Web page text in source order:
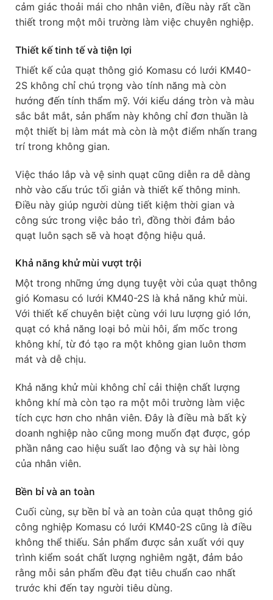
cảm giác thoải mái cho nhân viên, điều này rất cần
thiết trong một môi trường làm việc chuyên nghiệp.
Thiết kế tinh tế và tiện lợi
Thiết kế của quạt thông gió Komasu có lưới KM40-
2S không chỉ chú trọng vào tính năng mà còn
hướng đến tính thẩm mỹ. Với kiểu dáng tròn và màu
sắc bắt mắt, sản phẩm này không chỉ đơn thuần là
một thiết bị làm mát mà còn là một điểm nhấn trang
trí trong không gian.
Việc tháo lắp và vệ sinh quạt cũng diễn ra dễ dàng
nhờ vào cấu trúc tối giản và thiết kế thông minh.
Điều này giúp người dùng tiết kiệm thời gian và
công sức trong việc bảo trì, đồng thời đảm bảo
quạt luôn sạch sẽ và hoạt động hiệu quả.
Khả năng khử mùi vượt trội
Một trong những ứng dụng tuyệt vời của quạt thông
gió Komasu có lưới KM40-2S là khả năng khử mùi.
Với thiết kế chuyên biệt cùng với lưu lượng gió lớn,
quạt có khả năng loại bỏ mùi hôi, ẩm mốc trong
không khí, từ đó tạo ra một không gian luôn thơm
mát và dễ chịu.
Khả năng khử mùi không chỉ cải thiện chất lượng
không khí mà còn tạo ra một môi trường làm việc
tích cực hơn cho nhân viên. Đây là điều mà bất kỳ
doanh nghiệp nào cũng mong muốn đạt được, góp
phần nâng cao hiệu suất lao động và sự hài lòng
của nhân viên.
Bền bỉ và an toàn
Cuối cùng, sự bền bỉ và an toàn của quạt thông gió
công nghiệp Komasu có lưới KM40-2S cũng là điều
không thể thiếu. Sản phẩm được sản xuất với quy
trình kiểm soát chất lượng nghiêm ngặt, đảm bảo
rằng mỗi sản phẩm đều đạt tiêu chuẩn cao nhất
trước khi đến tay người tiêu dùng.